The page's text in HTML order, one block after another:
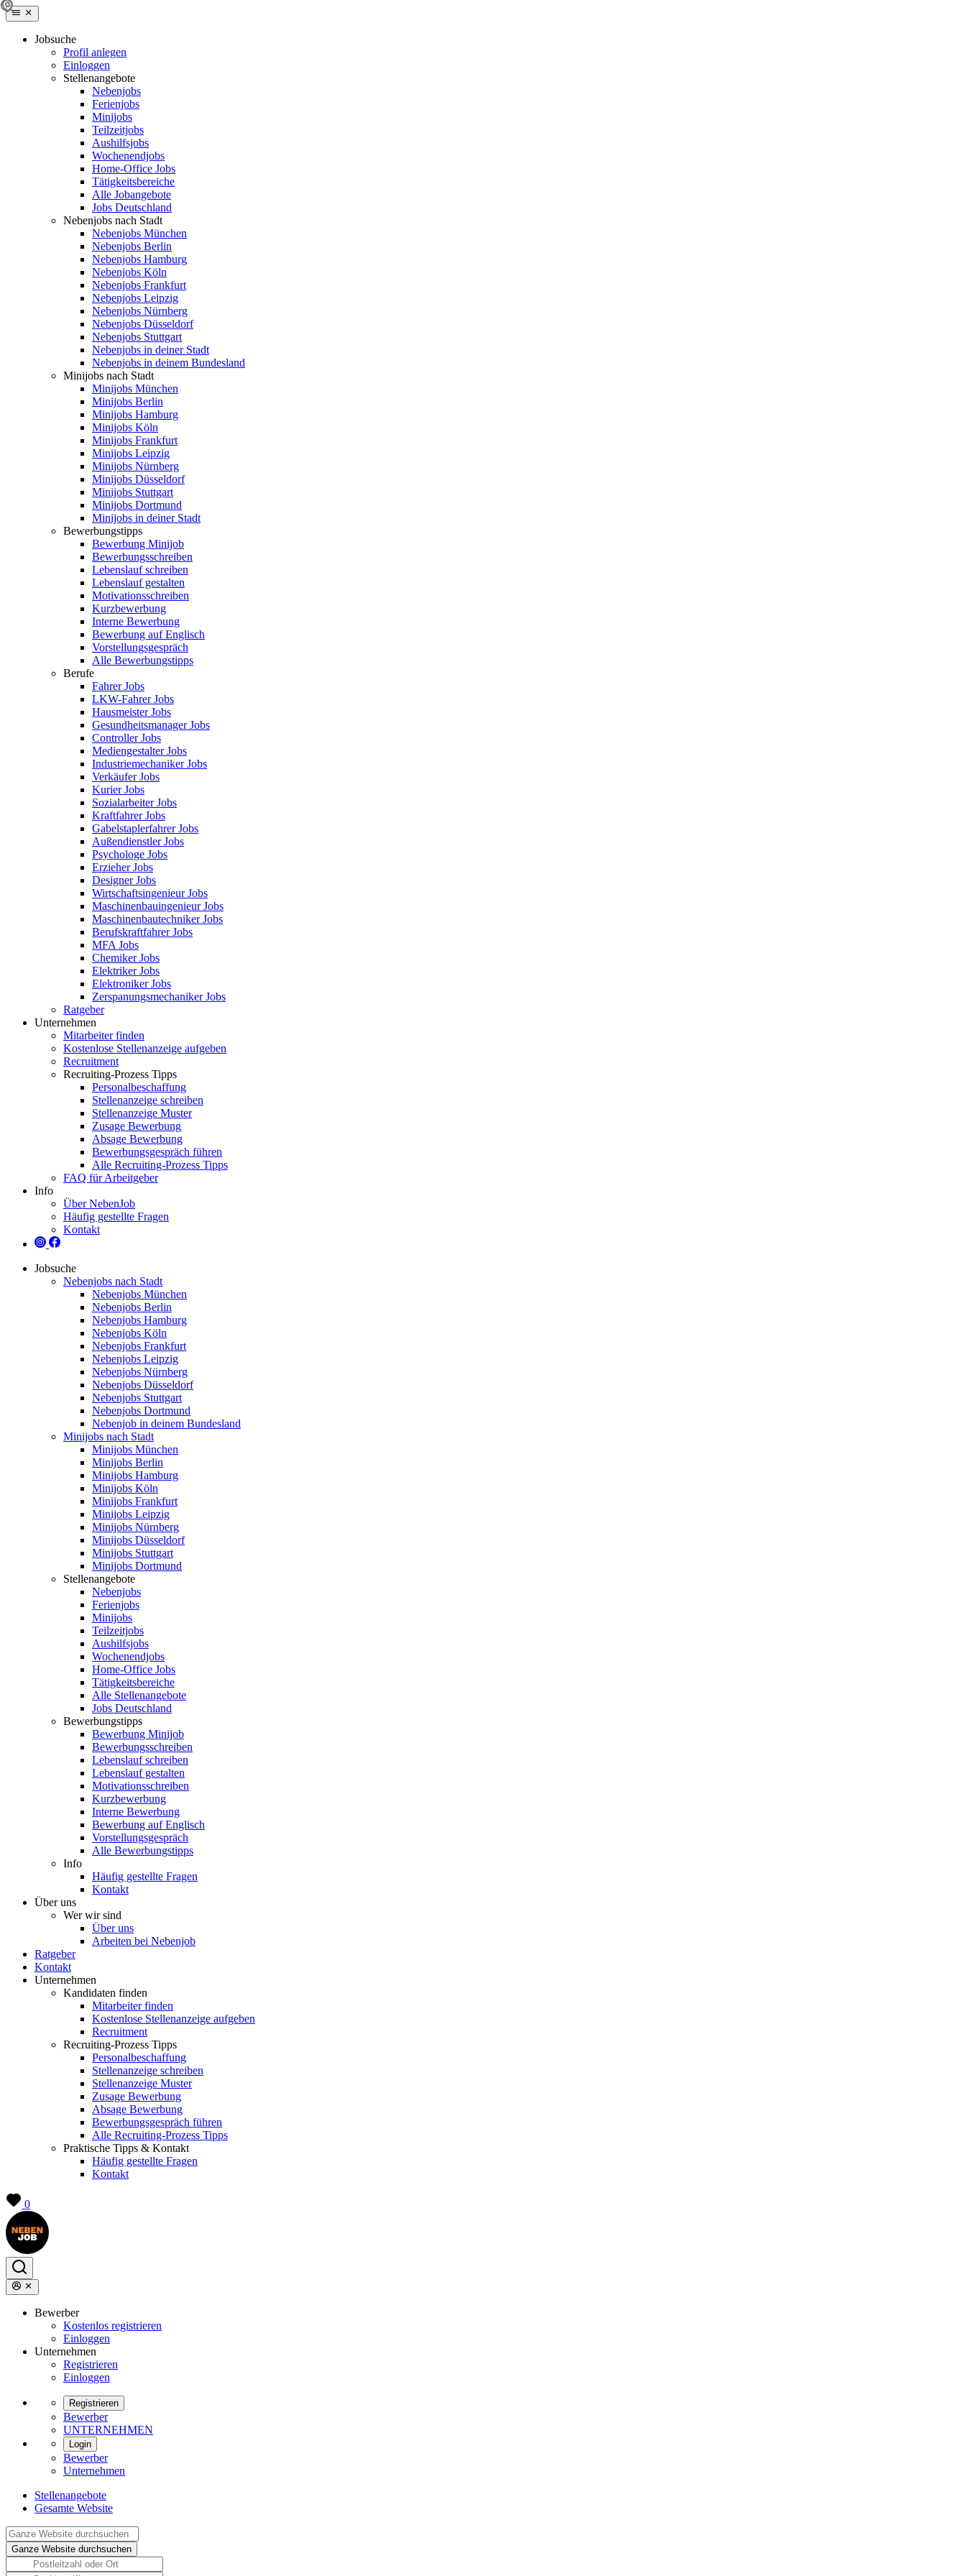
Jobsuche
Profil anlegen
Einloggen
Stellenangebote
Nebenjobs
Ferienjobs
Minijobs
Teilzeitjobs
Aushilfsjobs
Wochenendjobs
Home-Office Jobs
Tätigkeitsbereiche
Alle Jobangebote
Jobs Deutschland
Nebenjobs nach Stadt
Nebenjobs München
Nebenjobs Berlin
Nebenjobs Hamburg
Nebenjobs Köln
Nebenjobs Frankfurt
Nebenjobs Leipzig
Nebenjobs Nürnberg
Nebenjobs Düsseldorf
Nebenjobs Stuttgart
Nebenjobs in deiner Stadt
Nebenjobs in deinem Bundesland
Minijobs nach Stadt
Minijobs München
Minijobs Berlin
Minijobs Hamburg
Minijobs Köln
Minijobs Frankfurt
Minijobs Leipzig
Minijobs Nürnberg
Minijobs Düsseldorf
Minijobs Stuttgart
Minijobs Dortmund
Minijobs in deiner Stadt
Bewerbungstipps
Bewerbung Minijob
Bewerbungsschreiben
Lebenslauf schreiben
Lebenslauf gestalten
Motivationsschreiben
Kurzbewerbung
Interne Bewerbung
Bewerbung auf Englisch
Vorstellungsgespräch
Alle Bewerbungstipps
Berufe
Fahrer Jobs
LKW-Fahrer Jobs
Hausmeister Jobs
Gesundheitsmanager Jobs
Controller Jobs
Mediengestalter Jobs
Industriemechaniker Jobs
Verkäufer Jobs
Kurier Jobs
Sozialarbeiter Jobs
Kraftfahrer Jobs
Gabelstaplerfahrer Jobs
Außendienstler Jobs
Psychologe Jobs
Erzieher Jobs
Designer Jobs
Wirtschaftsingenieur Jobs
Maschinenbauingenieur Jobs
Maschinenbautechniker Jobs
Berufskraftfahrer Jobs
MFA Jobs
Chemiker Jobs
Elektriker Jobs
Elektroniker Jobs
Zerspanungsmechaniker Jobs
Ratgeber
Unternehmen
Mitarbeiter finden
Kostenlose Stellenanzeige aufgeben
Recruitment
Recruiting-Prozess Tipps
Personalbeschaffung
Stellenanzeige schreiben
Stellenanzeige Muster
Zusage Bewerbung
Absage Bewerbung
Bewerbungsgespräch führen
Alle Recruiting-Prozess Tipps
FAQ für Arbeitgeber
Info
Über NebenJob
Häufig gestellte Fragen
Kontakt
Jobsuche
Nebenjobs nach Stadt
Nebenjobs München
Nebenjobs Berlin
Nebenjobs Hamburg
Nebenjobs Köln
Nebenjobs Frankfurt
Nebenjobs Leipzig
Nebenjobs Nürnberg
Nebenjobs Düsseldorf
Nebenjobs Stuttgart
Nebenjobs Dortmund
Nebenjob in deinem Bundesland
Minijobs nach Stadt
Minijobs München
Minijobs Berlin
Minijobs Hamburg
Minijobs Köln
Minijobs Frankfurt
Minijobs Leipzig
Minijobs Nürnberg
Minijobs Düsseldorf
Minijobs Stuttgart
Minijobs Dortmund
Stellenangebote
Nebenjobs
Ferienjobs
Minijobs
Teilzeitjobs
Aushilfsjobs
Wochenendjobs
Home-Office Jobs
Tätigkeitsbereiche
Alle Stellenangebote
Jobs Deutschland
Bewerbungstipps
Bewerbung Minijob
Bewerbungsschreiben
Lebenslauf schreiben
Lebenslauf gestalten
Motivationsschreiben
Kurzbewerbung
Interne Bewerbung
Bewerbung auf Englisch
Vorstellungsgespräch
Alle Bewerbungstipps
Info
Häufig gestellte Fragen
Kontakt
Über uns
Wer wir sind
Über uns
Arbeiten bei Nebenjob
Ratgeber
Kontakt
Unternehmen
Kandidaten finden
Mitarbeiter finden
Kostenlose Stellenanzeige aufgeben
Recruitment
Recruiting-Prozess Tipps
Personalbeschaffung
Stellenanzeige schreiben
Stellenanzeige Muster
Zusage Bewerbung
Absage Bewerbung
Bewerbungsgespräch führen
Alle Recruiting-Prozess Tipps
Praktische Tipps & Kontakt
Häufig gestellte Fragen
Kontakt
0
Bewerber
Kostenlos registrieren
Einloggen
Unternehmen
Registrieren
Einloggen
Registrieren
Bewerber
UNTERNEHMEN
Login
Bewerber
Unternehmen
Stellenangebote
Gesamte Website